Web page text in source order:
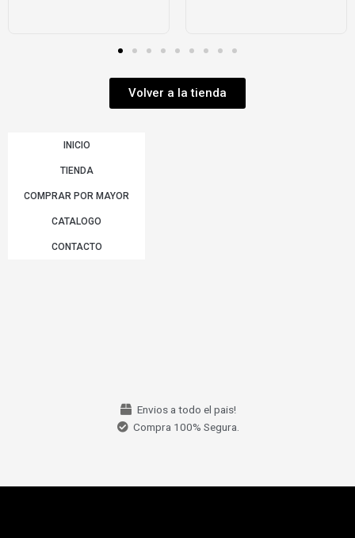
Volver a la tienda
INICIO
TIENDA
COMPRAR POR MAYOR
CATALOGO
CONTACTO
Envios a todo el pais!
Compra 100% Segura.